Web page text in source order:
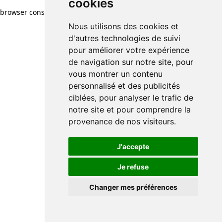
cookies
Nous utilisons des cookies et
d'autres technologies de suivi
pour améliorer votre expérience
de navigation sur notre site, pour
vous montrer un contenu
personnalisé et des publicités
ciblées, pour analyser le trafic de
notre site et pour comprendre la
provenance de nos visiteurs.
J'accepte
Je refuse
Changer mes préférences
browser console for more information)